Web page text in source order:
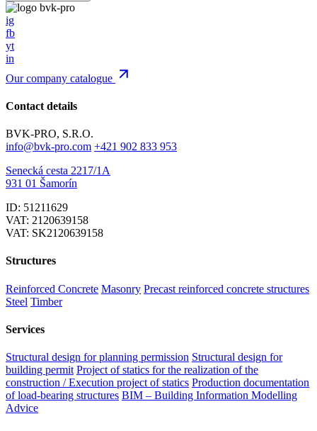
ig
fb
yt
in
Our company catalogue
Contact details
BVK-PRO, S.R.O.
info@bvk-pro.com +421 902 833 953
Senecká cesta 2217/1A
931 01 Šamorín
ID: 51211629
VAT: 2120639158
VAT: SK2120639158
Structures
Reinforced Concrete Masonry Precast reinforced concrete structures
Steel Timber
Services
Structural design for planning permission Structural design for
building permit Project of statics for the realization of the
construction / Execution project of statics Production documentation
of load-bearing structures BIM – Building Information Modelling
Advice